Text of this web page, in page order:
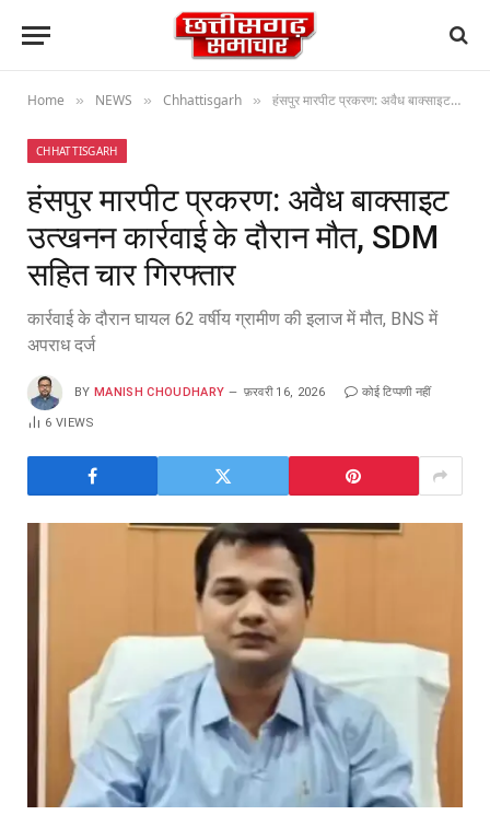
Home » NEWS » Chhattisgarh » हंसपुर मारपीट प्रकरण: अवैध बाक्साइट उत्खनन कार्रवाई के दौरान मौत, SDM सहित चार गिरफ्तार
CHHATTISGARH
हंसपुर मारपीट प्रकरण: अवैध बाक्साइट
उत्खनन कार्रवाई के दौरान मौत, SDM
सहित चार गिरफ्तार
कार्रवाई के दौरान घायल 62 वर्षीय ग्रामीण की इलाज में मौत, BNS में
अपराध दर्ज
BY MANISH CHOUDHARY फ़रवरी 16, 2026 कोई टिप्पणी नहीं
6VIEWS